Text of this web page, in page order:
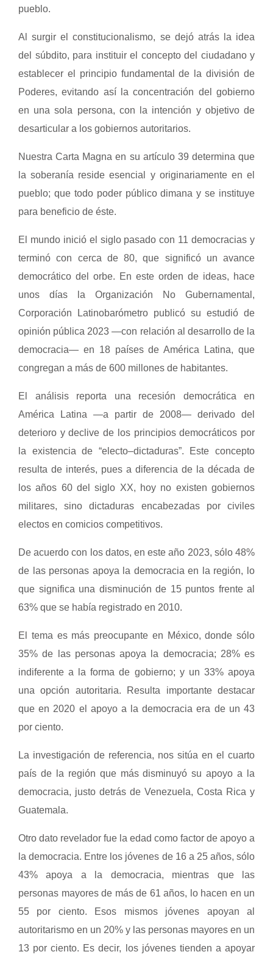
pueblo.
Al surgir el constitucionalismo, se dejó atrás la idea
del súbdito, para instituir el concepto del ciudadano y
establecer el principio fundamental de la división de
Poderes, evitando así la concentración del gobierno
en una sola persona, con la intención y objetivo de
desarticular a los gobiernos autoritarios.
Nuestra Carta Magna en su artículo 39 determina que
la soberanía reside esencial y originariamente en el
pueblo; que todo poder público dimana y se instituye
para beneficio de éste.
El mundo inició el siglo pasado con 11 democracias y
terminó con cerca de 80, que significó un avance
democrático del orbe. En este orden de ideas, hace
unos días la Organización No Gubernamental,
Corporación Latinobarómetro publicó su estudió de
opinión pública 2023 —con relación al desarrollo de la
democracia— en 18 países de América Latina, que
congregan a más de 600 millones de habitantes.
El análisis reporta una recesión democrática en
América Latina —a partir de 2008— derivado del
deterioro y declive de los principios democráticos por
la existencia de “electo–dictaduras”. Este concepto
resulta de interés, pues a diferencia de la década de
los años 60 del siglo XX, hoy no existen gobiernos
militares, sino dictaduras encabezadas por civiles
electos en comicios competitivos.
De acuerdo con los datos, en este año 2023, sólo 48%
de las personas apoya la democracia en la región, lo
que significa una disminución de 15 puntos frente al
63% que se había registrado en 2010.
El tema es más preocupante en México, donde sólo
35% de las personas apoya la democracia; 28% es
indiferente a la forma de gobierno; y un 33% apoya
una opción autoritaria. Resulta importante destacar
que en 2020 el apoyo a la democracia era de un 43
por ciento.
La investigación de referencia, nos sitúa en el cuarto
país de la región que más disminuyó su apoyo a la
democracia, justo detrás de Venezuela, Costa Rica y
Guatemala.
Otro dato revelador fue la edad como factor de apoyo a
la democracia. Entre los jóvenes de 16 a 25 años, sólo
43% apoya a la democracia, mientras que las
personas mayores de más de 61 años, lo hacen en un
55 por ciento. Esos mismos jóvenes apoyan al
autoritarismo en un 20% y las personas mayores en un
13 por ciento. Es decir, los jóvenes tienden a apoyar